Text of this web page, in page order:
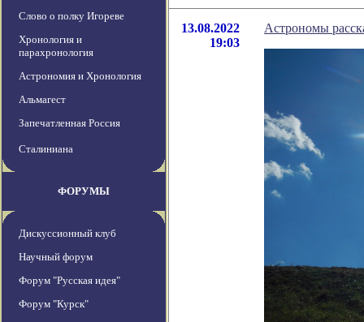
Слово о полку Игореве
Хронология и
парахронология
Астрономия и Хронология
Альмагест
Запечатленная Россия
Сталиниана
ФОРУМЫ
Дискуссионный клуб
Научный форум
Форум "Русская идея"
Форум "Курск"
13.08.2022
19:03
Астрономы